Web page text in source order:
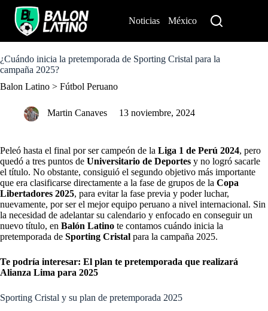
o
c
n
Noticias México
¿Cuándo inicia la pretemporada de Sporting Cristal para la
campaña 2025?
Balon Latino > Fútbol Peruano
Martin Canaves 13 noviembre, 2024
Peleó hasta el final por ser campeón de la Liga 1 de Perú 2024, pero
quedó a tres puntos de Universitario de Deportes y no logró sacarle
el título. No obstante, consiguió el segundo objetivo más importante
que era clasificarse directamente a la fase de grupos de la Copa
Libertadores 2025, para evitar la fase previa y poder luchar,
nuevamente, por ser el mejor equipo peruano a nivel internacional. Sin
la necesidad de adelantar su calendario y enfocado en conseguir un
nuevo título, en Balón Latino te contamos cuándo inicia la
pretemporada de Sporting Cristal para la campaña 2025.
Te podría interesar: El plan te pretemporada que realizará
Alianza Lima para 2025
Sporting Cristal y su plan de pretemporada 2025